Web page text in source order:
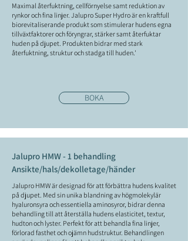
Maximal återfuktning, cellförnyelse samt reduktion av
rynkor och fina linjer. Jalupro Super Hydro är en kraftfull
biorevitaliserande produkt som stimulerar hudens egna
tillväxtfaktorer och föryngrar, stärker samt återfuktar
huden på djupet. Produkten bidrar med stark
återfuktning, struktur och stadga till huden.'
BOKA
Jalupro HMW - 1 behandling
Ansikte/hals/dekolletage/händer
Jalupro HMW är designad för att förbättra hudens kvalitet
på djupet. Med sin unika blandning av högmolekylär
hyaluronsyra och essentiella aminosyror, bidrar denna
behandling till att återställa hudens elasticitet, textur,
hudton och lyster. Perfekt för att behandla fina linjer,
förlorad fasthet och ojämn hudstruktur. Behandlingen